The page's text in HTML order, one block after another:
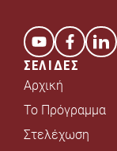
ΣΕΛΙΔΕΣ
Αρχική
Το Πρόγραμμα
Στελέχωση